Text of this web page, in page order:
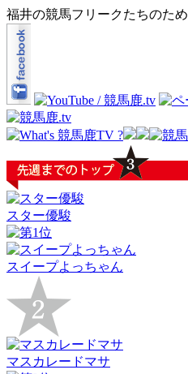
福井の競馬フリークたちのた
スター優駿
スイープよっちゃん
マスカレードマサ